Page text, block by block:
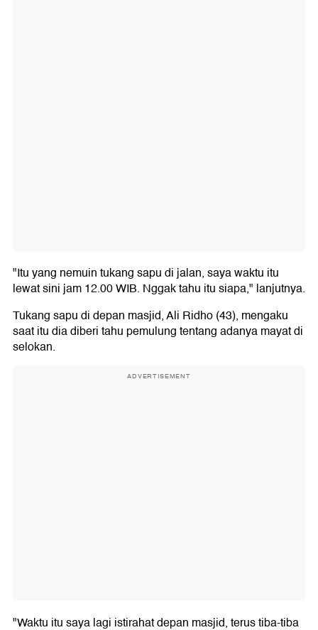
"Itu yang nemuin tukang sapu di jalan, saya waktu itu
lewat sini jam 12.00 WIB. Nggak tahu itu siapa," lanjutnya.
Tukang sapu di depan masjid, Ali Ridho (43), mengaku
saat itu dia diberi tahu pemulung tentang adanya mayat di
selokan.
ADVERTISEMENT
"Waktu itu saya lagi istirahat depan masjid, terus tiba-tiba